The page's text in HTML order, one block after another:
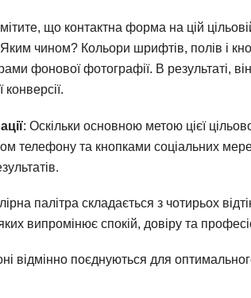
що контактна форма на цій
чином? Кольори шрифтів, полів і
фонової фотографії. В результаті,
конверсії.
: Оскільки основною метою цієї
телефону та кнопками соціальних
палітра складається з чотирьох
випромінює спокій, довіру та
відмінно поєднуються для